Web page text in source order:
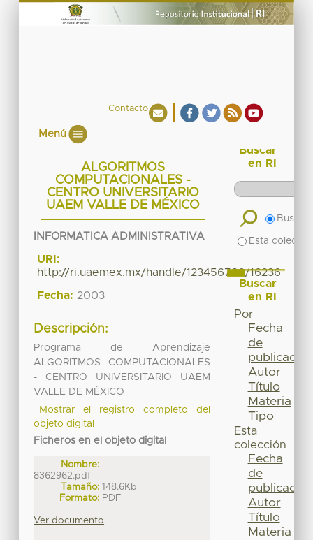
Contacto
Menú
ALGORITMOS
COMPUTACIONALES -
CENTRO UNIVERSITARIO
UAEM VALLE DE MÉXICO
INFORMATICA ADMINISTRATIVA
URI:
http://ri.uaemex.mx/handle/123456789/16236
Fecha: 2003
Descripción:
Programa de Aprendizaje
ALGORITMOS COMPUTACIONALES
- CENTRO UNIVERSITARIO UAEM
VALLE DE MÉXICO
Mostrar el registro completo del
objeto digital
Ficheros en el objeto digital
Nombre:
8362962.pdf
Tamaño: 148.6Kb
Formato: PDF
Ver documento
Buscar
en RI
Buscar
Esta
Buscar
en RI
Por
Fecha
de
publicación
Autor
Título
Materia
Tipo
Esta
colección
Fecha
de
publicación
Autor
Título
Materia